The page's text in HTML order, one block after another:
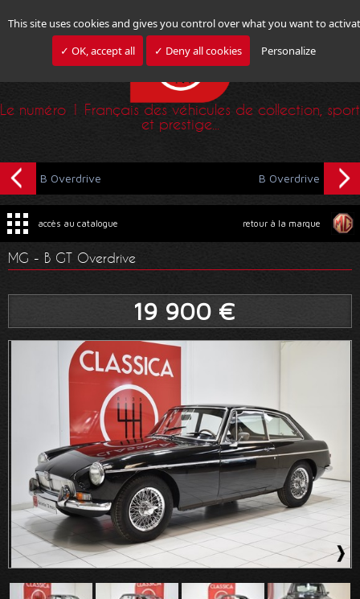
This site uses cookies and gives you control over what you want to
✓ OK, accept all
✓ Deny all cookies Personalize
Le numéro 1 Français des véhicules de collection, sport
et prestige...
B Overdrive
accès au catalogue retour à la marque
B Overdrive
MG - B GT Overdrive
19 900 €